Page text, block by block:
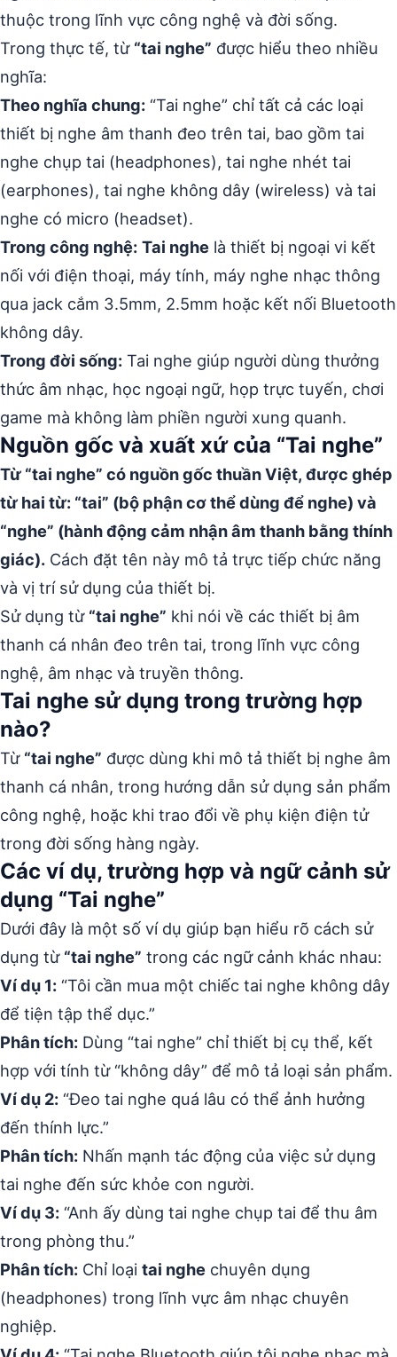
thuộc trong lĩnh vực công nghệ và đời sống.
Trong thực tế, từ “tai nghe” được hiểu theo nhiều
nghĩa:
Theo nghĩa chung: “Tai nghe” chỉ tất cả các loại
thiết bị nghe âm thanh đeo trên tai, bao gồm tai
nghe chụp tai (headphones), tai nghe nhét tai
(earphones), tai nghe không dây (wireless) và tai
nghe có micro (headset).
Trong công nghệ: Tai nghe là thiết bị ngoại vi kết
nối với điện thoại, máy tính, máy nghe nhạc thông
qua jack cắm 3.5mm, 2.5mm hoặc kết nối Bluetooth
không dây.
Trong đời sống: Tai nghe giúp người dùng thưởng
thức âm nhạc, học ngoại ngữ, họp trực tuyến, chơi
game mà không làm phiền người xung quanh.
Nguồn gốc và xuất xứ của “Tai nghe”
Từ “tai nghe” có nguồn gốc thuần Việt, được ghép
từ hai từ: “tai” (bộ phận cơ thể dùng để nghe) và
“nghe” (hành động cảm nhận âm thanh bằng thính
giác). Cách đặt tên này mô tả trực tiếp chức năng
và vị trí sử dụng của thiết bị.
Sử dụng từ “tai nghe” khi nói về các thiết bị âm
thanh cá nhân đeo trên tai, trong lĩnh vực công
nghệ, âm nhạc và truyền thông.
Tai nghe sử dụng trong trường hợp
nào?
Từ “tai nghe” được dùng khi mô tả thiết bị nghe âm
thanh cá nhân, trong hướng dẫn sử dụng sản phẩm
công nghệ, hoặc khi trao đổi về phụ kiện điện tử
trong đời sống hàng ngày.
Các ví dụ, trường hợp và ngữ cảnh sử
dụng “Tai nghe”
Dưới đây là một số ví dụ giúp bạn hiểu rõ cách sử
dụng từ “tai nghe” trong các ngữ cảnh khác nhau:
Ví dụ 1: “Tôi cần mua một chiếc tai nghe không dây
để tiện tập thể dục.”
Phân tích: Dùng “tai nghe” chỉ thiết bị cụ thể, kết
hợp với tính từ “không dây” để mô tả loại sản phẩm.
Ví dụ 2: “Đeo tai nghe quá lâu có thể ảnh hưởng
đến thính lực.”
Phân tích: Nhấn mạnh tác động của việc sử dụng
tai nghe đến sức khỏe con người.
Ví dụ 3: “Anh ấy dùng tai nghe chụp tai để thu âm
trong phòng thu.”
Phân tích: Chỉ loại tai nghe chuyên dụng
(headphones) trong lĩnh vực âm nhạc chuyên
nghiệp.